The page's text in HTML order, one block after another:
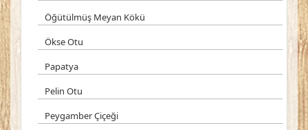
Öğütülmüş Meyan Kökü
Ökse Otu
Papatya
Pelin Otu
Peygamber Çiçeği